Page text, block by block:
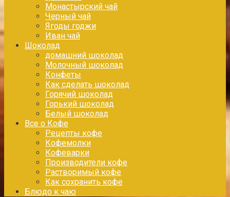
Монастырский чай
Черный чай
Ягоды годжи
Иван чай
Шоколад
домашний шоколад
Молочный шоколад
Конфеты
Как сделать шоколад
Горячий шоколад
Горький шоколад
Белый шоколад
Все о Кофе
Рецепты кофе
Кофемолки
Кофеварки
Производители кофе
Растворимый кофе
Как сохранить кофе
Блюдо к чаю